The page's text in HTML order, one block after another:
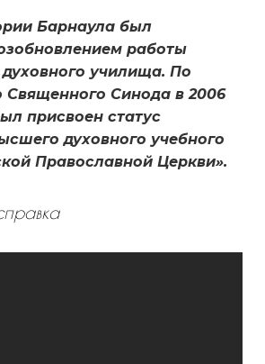
Барнаула был
работы
училища. По
Священного Синода в 2006
присвоен статус
духовного учебного
Православной Церкви».